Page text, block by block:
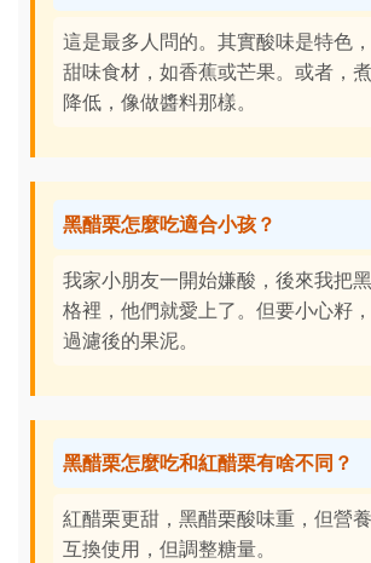
這是最多人問的。其實酸味是特色
甜味食材，如香蕉或芒果。或者，
降低，像做醬料那樣。
黑醋栗怎麼吃適合小孩？
我家小朋友一開始嫌酸，後來我把
格裡，他們就愛上了。但要小心籽
過濾後的果泥。
黑醋栗怎麼吃和紅醋栗有啥不同？
紅醋栗更甜，黑醋栗酸味重，但營
互換使用，但調整糖量。